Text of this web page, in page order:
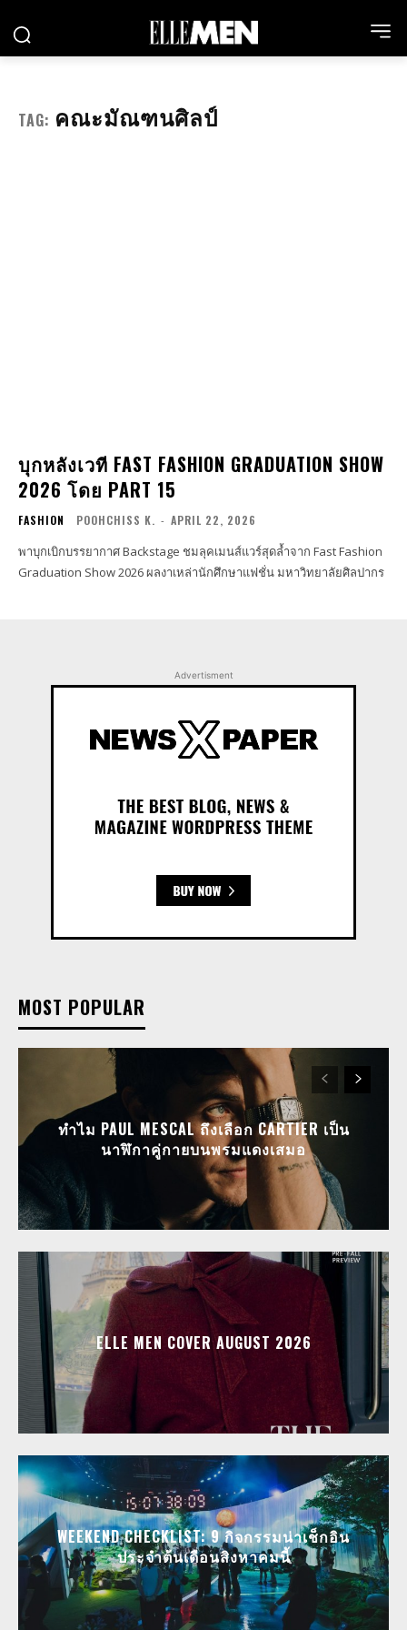
TAG: คณะมัณฑนศิลป์
บุกหลังเวที FAST FASHION GRADUATION SHOW
2026 โดย PART 15
FASHION POOHCHISS K. - APRIL 22, 2026
พาบุกเบิกบรรยากาศ Backstage ชมลุคเมนส์แวร์สุดล้ำจาก Fast Fashion
Graduation Show 2026 ผลงาเหล่านักศึกษาแฟชั่น มหาวิทยาลัยศิลปากร
Advertisment
MOST POPULAR
ทำไม PAUL MESCAL ถึงเลือก CARTIER เป็น
นาฬิกาคู่กายบนพรมแดงเสมอ
ELLE MEN COVER AUGUST 2026
WEEKEND CHECKLIST: 9 กิจกรรมน่าเช็กอิน
ประจำต้นเดือนสิงหาคมนี้